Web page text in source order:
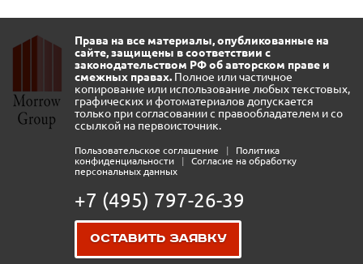
Права на все материалы, опубликованные на
сайте, защищены в соответствии с
законодательством РФ об авторском праве и
смежных правах. Полное или частичное
копирование или использование любых текстовых,
графических и фотоматериалов допускается
только при согласовании с правообладателем и со
ссылкой на первоисточник.
Пользовательское соглашение |
Политика
конфиденциальности
|
Согласие на обработку
персональных данных
+7 (495) 797-26-39
Оставить заявку